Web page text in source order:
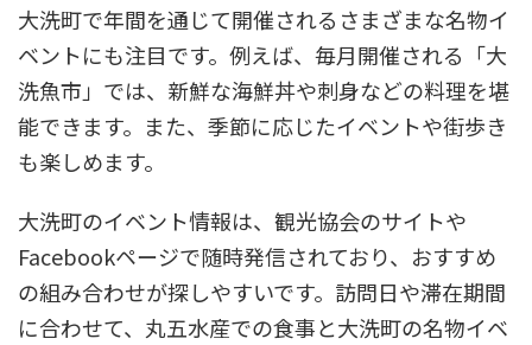
大洗町で年間を通じて開催されるさまざまな名物イ
ベントにも注目です。例えば、毎月開催される「大
洗魚市」では、新鮮な海鮮丼や刺身などの料理を堪
能できます。また、季節に応じたイベントや街歩き
も楽しめます。
大洗町のイベント情報は、観光協会のサイトや
Facebookページで随時発信されており、おすすめ
の組み合わせが探しやすいです。訪問日や滞在期間
に合わせて、丸五水産での食事と大洗町の名物イベ